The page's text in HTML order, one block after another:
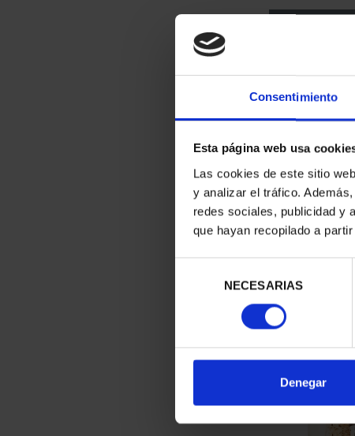
Consentimiento
Esta página web usa
Las cookies de este sitio
y analizar el tráfico.
redes sociales, publicidad y
que hayan recopilado a
consentimiento
NECESARIAS
Denegar
NORIA-